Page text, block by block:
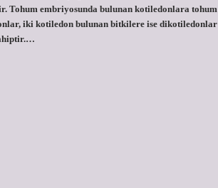
Tohum embriyosunda bulunan kotiledonlara tohum
iki kotiledon bulunan bitkilere ise dikotiledonlar